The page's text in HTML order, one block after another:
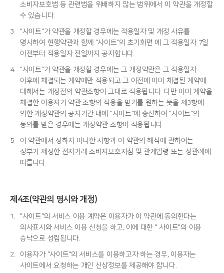
소비자보호법 등 관련법을 위배하지 않는 범위에서 이 약관을 개정할
수 있습니다.
3.
"사이트"가 약관을 개정할 경우에는 적용일자 및 개정 사유를
명시하여 현행약관과 함께 "사이트"의 초기화면 에 그 적용일자 7일
이전부터 적용일자 전일까지 공지합니다.
4.
"사이트"가 약관을 개정할 경우에는 그 개정약관은 그 적용일자
이후에 체결되는 계약에만 적용되고 그 이전에 이미 체결된 계약에
대해서는 개정전의 약관조항이 그대로 적용됩니다. 다만 이미 계약을
체결한 이용자가 약관 조항의 적용을 받기를 원하는 뜻을 제3항에
의한 개정약관의 공지기간 내에 "사이트"에 송신하여 "사이트"의
동의를 받은 경우에는 개정약관 조항이 적용됩니다.
5.
이 약관에서 정하지 아니한 사항과 이 약관의 해석에 관하여는
정부가 제정한 전자거래 소비자보호지침 및 관계법령 또는 상관례에
따릅니다.
제4조(약관의 명시와 개정)
1.
"사이트"의 서비스 이용 계약은 이용자가 이 약관에 동의한다는
의사표시와 서비스 이용 신청을 하고, 이에 대한 " 사이트"의 이용
승낙으로 성립됩니다.
2.
이용자가 "사이트"의 서비스를 이용하고자 하는 경우, 이용자는
사이트에서 요청하는 개인 신상정보를 제공해야 합니다.